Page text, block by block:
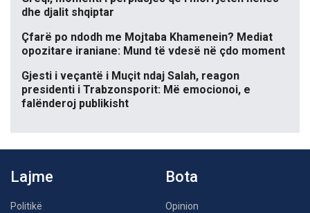
dhe djalit shqiptar
Çfarë po ndodh me Mojtaba Khamenein? Mediat
opozitare iraniane: Mund të vdesë në çdo moment
Gjesti i veçantë i Muçit ndaj Salah, reagon
presidenti i Trabzonsporit: Më emocionoi, e
falënderoj publikisht
Lajme
Politikë
Bota
Opinion